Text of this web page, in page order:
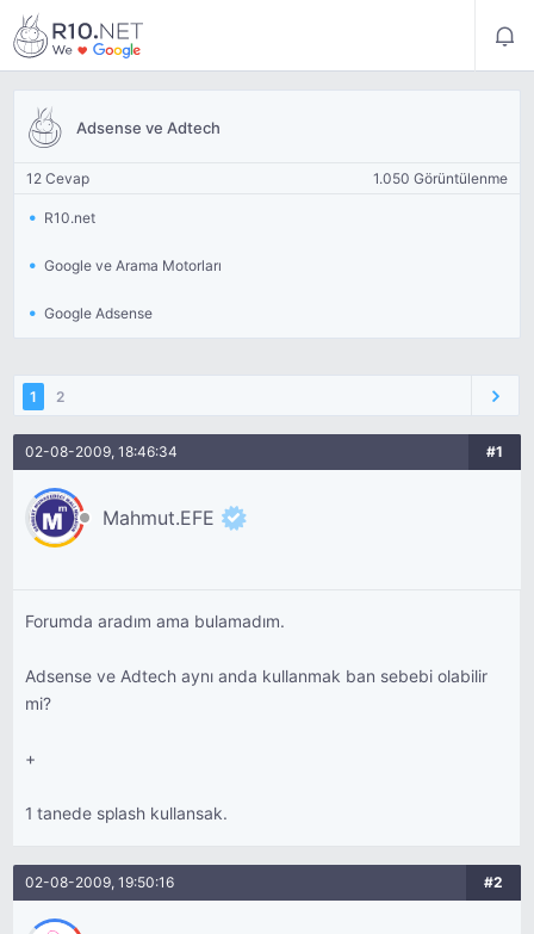
Adsense ve Adtech
12 Cevap 1.050 Görüntülenme
R10.net
Google ve Arama Motorları
Google Adsense
1 2
02-08-2009, 18:46:34 #1
Mahmut.EFE
Forumda aradım ama bulamadım.
Adsense ve Adtech aynı anda kullanmak ban sebebi olabilir
mi?
+
1 tanede splash kullansak.
02-08-2009, 19:50:16 #2